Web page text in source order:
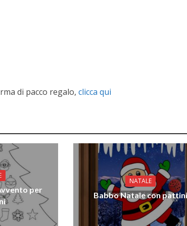
di pacco regalo,clicca qui
per
NATALE
Babbo Natale con